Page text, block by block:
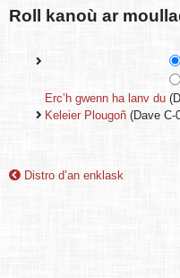
Roll kanoù ar
Erc’h gwenn ha lanv du
Keleier Plougoñ (Dave C-
Distro d’an enklask